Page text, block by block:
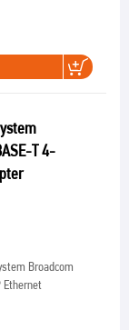
T 4-
Broadcom
Ethernet